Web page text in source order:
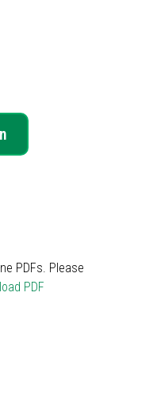
PDFs. Please
PDF